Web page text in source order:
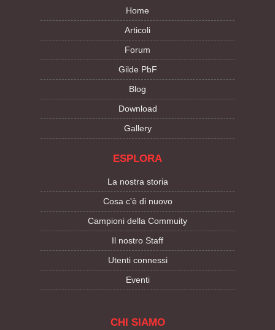
Home
Articoli
Forum
Gilde PbF
Blog
Download
Gallery
ESPLORA
La nostra storia
Cosa c'è di nuovo
Campioni della Commuity
Il nostro Staff
Utenti connessi
Eventi
CHI SIAMO